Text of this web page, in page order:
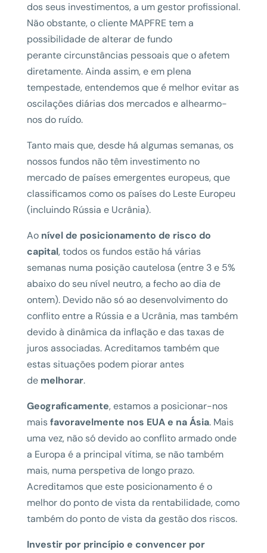
dos seus investimentos, a um gestor profissional.
Não obstante, o cliente MAPFRE tem a
possibilidade de alterar de fundo
perante circunstâncias pessoais que o afetem
diretamente. Ainda assim, e em plena
tempestade, entendemos que é melhor evitar as
oscilações diárias dos mercados e alhearmo-
nos do ruído.
Tanto mais que, desde há algumas semanas, os
nossos fundos não têm investimento no
mercado de países emergentes europeus, que
classificamos como os países do Leste Europeu
(incluindo Rússia e Ucrânia).
Ao nível de posicionamento de risco do
capital, todos os fundos estão há várias
semanas numa posição cautelosa (entre 3 e 5%
abaixo do seu nível neutro, a fecho ao dia de
ontem). Devido não só ao desenvolvimento do
conflito entre a Rússia e a Ucrânia, mas também
devido à dinâmica da inflação e das taxas de
juros associadas. Acreditamos também que
estas situações podem piorar antes
de melhorar.
Geograficamente, estamos a posicionar-nos
maisfavoravelmente nos EUA e na Ásia. Mais
uma vez, não só devido ao conflito armado onde
a Europa é a principal vítima, se não também
mais, numa perspetiva de longo prazo.
Acreditamos que este posicionamento é o
melhor do ponto de vista da rentabilidade, como
também do ponto de vista da gestão dos riscos.
Investir por princípio e convencer por